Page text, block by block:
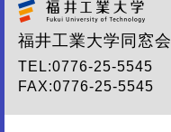
福井工業大学同窓会
TEL:0776-25-5545
FAX:0776-25-5545